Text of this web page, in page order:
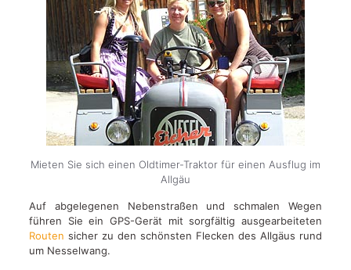
Mieten Sie sich einen Oldtimer-Traktor für einen Ausflug im
Allgäu
Auf abgelegenen Nebenstraßen und schmalen Wegen
führen Sie ein GPS-Gerät mit sorgfältig ausgearbeiteten
Routen sicher zu den schönsten Flecken des Allgäus rund
um Nesselwang.